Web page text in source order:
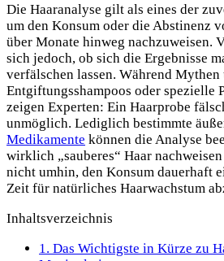
Die Haaranalyse gilt als eines der
um den Konsum oder die Abstinenz
über Monate hinweg nachzuweisen.
sich jedoch, ob sich die Ergebnisse
verfälschen lassen. Während Mythen
Entgiftungsshampoos oder spezielle
zeigen Experten: Ein Haarprobe
unmöglich. Lediglich bestimmte
Medikamente können die Analyse
wirklich „sauberes“ Haar
nicht umhin, den Konsum dauerhaft
Zeit für natürliches Haarwachstum
Inhaltsverzeichnis
1. Das Wichtigste in Kürze zu